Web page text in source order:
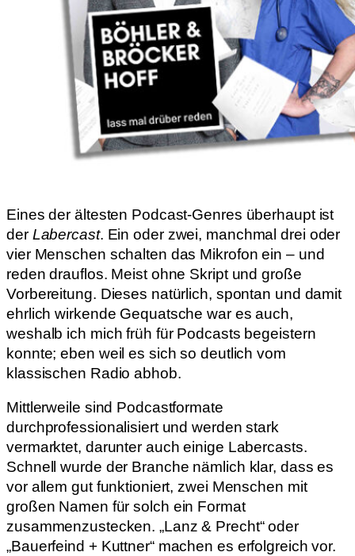
Eines der ältesten Podcast-Genres überhaupt ist
der Labercast. Ein oder zwei, manchmal drei oder
vier Menschen schalten das Mikrofon ein – und
reden drauflos. Meist ohne Skript und große
Vorbereitung. Dieses natürlich, spontan und damit
ehrlich wirkende Gequatsche war es auch,
weshalb ich mich früh für Podcasts begeistern
konnte; eben weil es sich so deutlich vom
klassischen Radio abhob.
Mittlerweile sind Podcastformate
durchprofessionalisiert und werden stark
vermarktet, darunter auch einige Labercasts.
Schnell wurde der Branche nämlich klar, dass es
vor allem gut funktioniert, zwei Menschen mit
großen Namen für solch ein Format
zusammenzustecken. „Lanz & Precht“ oder
„Bauerfeind + Kuttner“ machen es erfolgreich vor.